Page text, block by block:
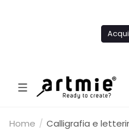
Home / Calligrafia e